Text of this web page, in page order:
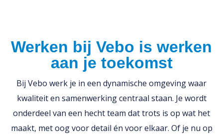
Kolommen
Balkons
Galerijplaten
Consoles
Trappen & bordessen
Bloktreden
Informatie aanvragen
Werken bij Vebo is werken
aan je toekomst
Bij Vebo werk je in een dynamische omgeving waar
kwaliteit en samenwerking centraal staan. Je wordt
onderdeel van een hecht team dat trots is op wat het
maakt, met oog voor detail én voor elkaar. Of je nu op